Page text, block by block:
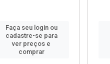
Faça seu login ou
cadastre-se para
ver preços e
comprar